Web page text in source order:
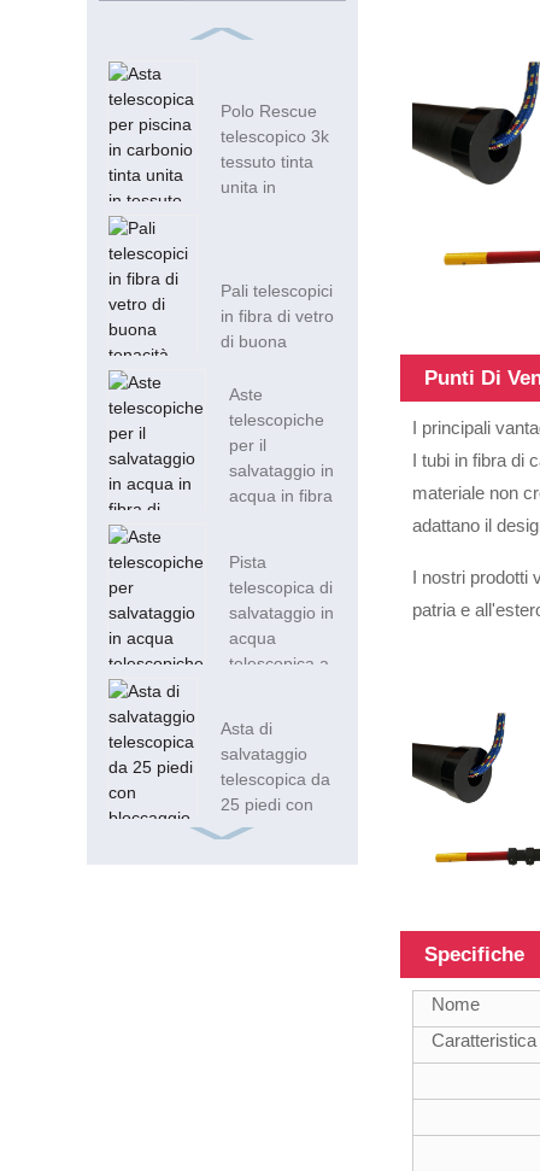
Polo Rescue
telescopico 3k
tessuto tinta
unita in
Pali telescopici
in fibra di vetro
di buona
Aste
telescopiche
per il
salvataggio in
acqua in fibra
Pista
telescopica di
salvataggio in
acqua
telescopica a
Asta di
salvataggio
telescopica da
25 piedi con
bloccaggio
Punti Di
I principali
I tubi in fibra
materiale non
adattano il
I nostri
patria e
Specifiche
Nome